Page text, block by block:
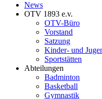
News
OTV 1893 e.v.
OTV-Büro
Vorstand
Satzung
Kinder- und
Sportstätten
Abteilungen
Badminton
Basketball
Gymnastik